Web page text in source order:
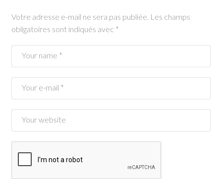
Votre adresse e-mail ne sera pas publiée. Les champs
obligatoires sont indiqués avec *